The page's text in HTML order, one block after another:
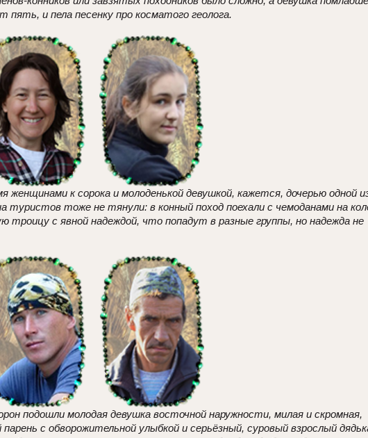
пять, и пела песенку про косматого геолога.
к сорока и молоденькой девушкой, кажется, дочерью одной
туристов тоже не тянули: в конный поход поехали с чемоданами на
троицу с явной надеждой, что попадут в разные группы, но надежда не
подошли молодая девушка восточной наружности, милая и скромная,
с обворожительной улыбкой и серьёзный, суровый взрослый